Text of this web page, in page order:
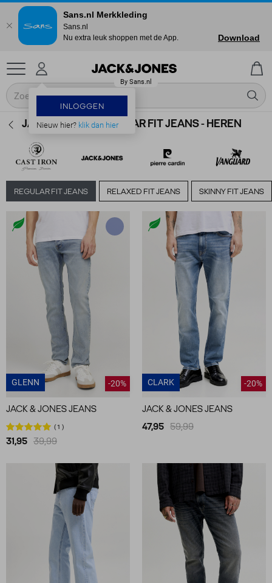
INLOGGEN
Nieuw hier? klik dan hier
JACK & JONES REGULAR FIT JEANS - HEREN
REGULAR FIT JEANS RELAXED FIT JEANS SKINNY FIT JEANS
GLENN -20%
JACK & JONES JEANS
1
31,95 39,99
CLARK -20%
JACK & JONES JEANS
47,95 59,99
Sans.nl Merkkleding
Sans.nl
Nu extra leuk shoppen met de App.
Download